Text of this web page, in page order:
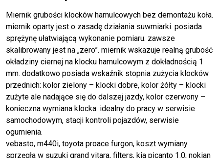
Miernik grubości klocków hamulcowych bez demontażu koła.
miernik oparty jest o zasadę działania suwmiarki. posiada
sprężynę ułatwiającą wykonanie pomiaru. zawsze
skalibrowany jest na „zero”. miernik wskazuje realną grubość
okładziny ciernej na klocku hamulcowym z dokładnością 1
mm. dodatkowo posiada wskaźnik stopnia zużycia klocków
przednich: kolor zielony – klocki dobre, kolor żółty – klocki
zużyte ale nadające się do dalszej jazdy, kolor czerwony –
konieczna wymiana klocka. idealny do pracy w serwisie
samochodowym, stacji kontroli pojazdów, serwisie
ogumienia.
vebasto, m440i, toyota proace furgon, koszt wymiany
sprzęgła w suzuki grand vitara, filters, kia picanto 1.0, nokian